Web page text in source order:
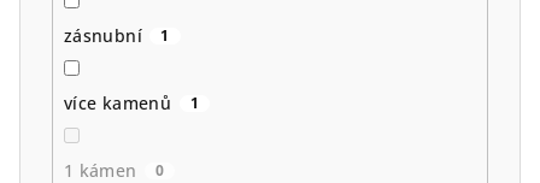
zásnubní 1
více kamenů 1
1 kámen 0